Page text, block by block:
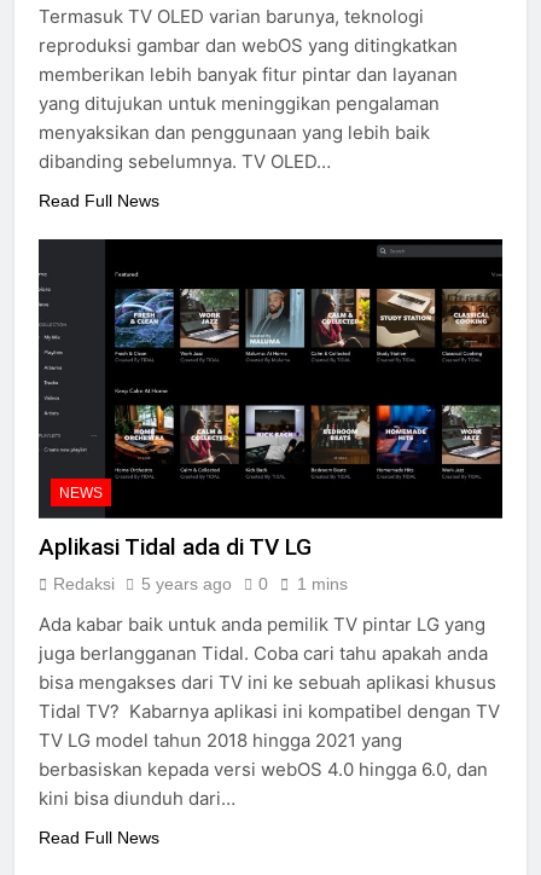
Termasuk TV OLED varian barunya, teknologi
reproduksi gambar dan webOS yang ditingkatkan
memberikan lebih banyak fitur pintar dan layanan
yang ditujukan untuk meninggikan pengalaman
menyaksikan dan penggunaan yang lebih baik
dibanding sebelumnya. TV OLED…
Read Full News
NEWS
Aplikasi Tidal ada di TV LG
Redaksi 5 years ago 0 1 mins
Ada kabar baik untuk anda pemilik TV pintar LG yang
juga berlangganan Tidal. Coba cari tahu apakah anda
bisa mengakses dari TV ini ke sebuah aplikasi khusus
Tidal TV? Kabarnya aplikasi ini kompatibel dengan TV
TV LG model tahun 2018 hingga 2021 yang
berbasiskan kepada versi webOS 4.0 hingga 6.0, dan
kini bisa diunduh dari…
Read Full News